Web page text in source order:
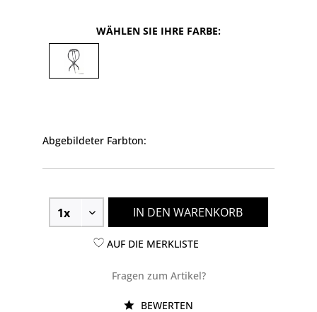
WÄHLEN SIE IHRE FARBE:
Abgebildeter Farbton:
IN DEN WARENKORB
AUF DIE MERKLISTE
Fragen zum Artikel?
BEWERTEN